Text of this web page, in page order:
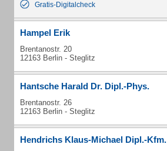
Gratis-Digitalcheck
Hampel Erik
Brentanostr. 20
12163 Berlin - Steglitz
Hantsche Harald Dr. Dipl.-Phys.
Brentanostr. 26
12163 Berlin - Steglitz
Hendrichs Klaus-Michael Dipl.-Kfm.